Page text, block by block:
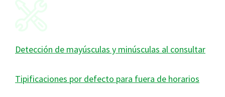
Detección de mayúsculas y minúsculas al consultar
Tipificaciones por defecto para fuera de horarios